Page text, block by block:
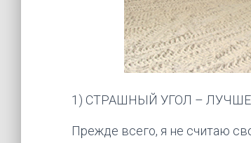
1) СТРАШНЫЙ УГОЛ –
Прежде всего, я не считаю